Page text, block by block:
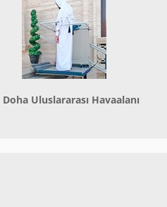
DohaUluslararası Havaalanı